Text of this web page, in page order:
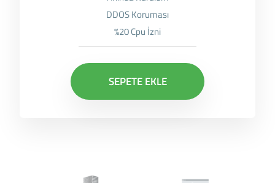
DDOS Koruması
%20 Cpu İzni
SEPETE EKLE